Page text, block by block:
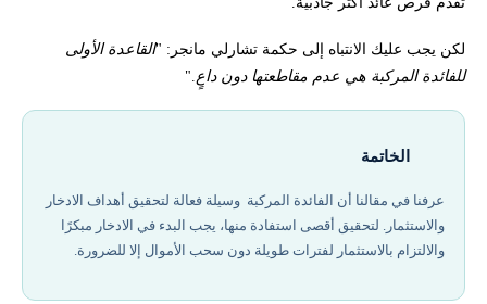
لكن يجب عليك الانتباه إلى حكمة تشارلي مانجر: "القاعدة الأولى
للفائدة المركبة هي عدم مقاطعتها دون داعٍ ."
الخاتمة
عرفنا في مقالنا أن الفائدة المركبة وسيلة فعالة لتحقيق أهداف الادخار
والاستثمار. لتحقيق أقصى استفادة منها، يجب البدء في الادخار مبكرًا
والالتزام بالاستثمار لفترات طويلة دون سحب الأموال إلا للضرورة.